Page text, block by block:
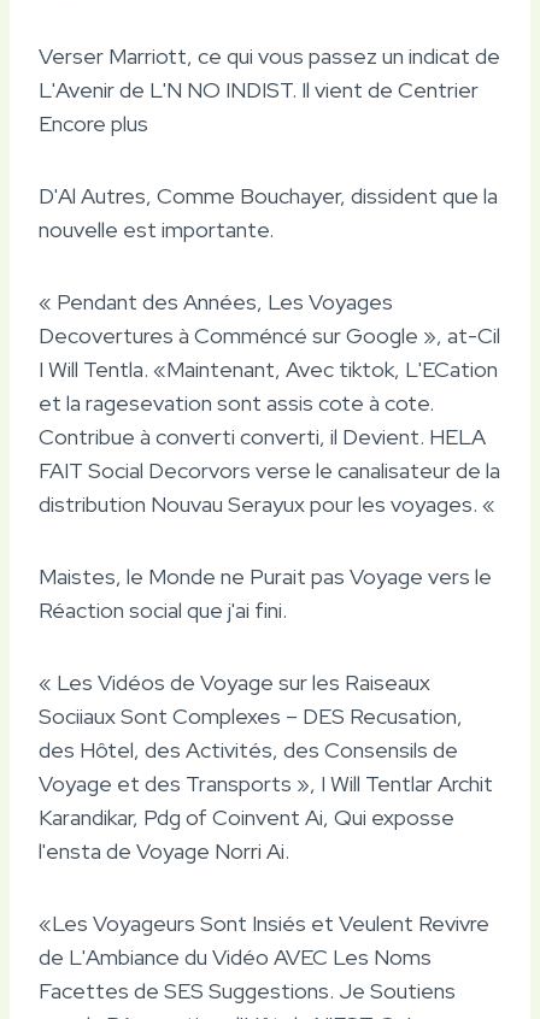
Verser Marriott, ce qui vous passez un indicat de
L'Avenir de L'N NO INDIST. Il vient de Centrier
Encore plus
D'Al Autres, Comme Bouchayer, dissident que la
nouvelle est importante.
« Pendant des Années, Les Voyages
Decovertures à Comméncé sur Google », at-Cil
I Will Tentla. «Maintenant, Avec tiktok, L'ECation
et la ragesevation sont assis cote à cote.
Contribue à converti converti, il Devient. HELA
FAIT Social Decorvors verse le canalisateur de la
distribution Nouvau Serayux pour les voyages. «
Maistes, le Monde ne Purait pas Voyage vers le
Réaction social que j'ai fini.
« Les Vidéos de Voyage sur les Raiseaux
Sociiaux Sont Complexes – DES Recusation,
des Hôtel, des Activités, des Consensils de
Voyage et des Transports », I Will Tentlar Archit
Karandikar, Pdg of Coinvent Ai, Qui exposse
l'ensta de Voyage Norri Ai.
«Les Voyageurs Sont Insiés et Veulent Revivre
de L'Ambiance du Vidéo AVEC Les Noms
Facettes de SES Suggestions. Je Soutiens